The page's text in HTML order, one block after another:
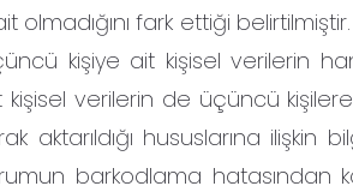
olmadığını fark ettiği
kişiye ait kişisel verilerin
verilerin de üçüncü kişilere
aktarıldığı hususlarına ilişkin
barkodlama hatasından